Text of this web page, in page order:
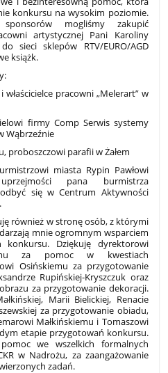
konkursu na wysokim poziomie.
mogliśmy zakupić
artystycznej Pani Karoliny
sieci sklepów RTV/EURO/AGD
książk.
pracowni „Melerart” w
firmy Comp Serwis systemy
Wąbrzeźnie
proboszczowi parafii w Żałem
miasta Rypin Pawłowi
pana burmistrza
się w Centrum Aktywności
również w stronę osób, z którymi
mnie ogromnym wsparciem
konkursu. Dziękuję dyrektorowi
za pomoc w kwestiach
Osińskiemu za przygotowanie
Rupińskiej-Kryszczuk oraz
za przygotowanie dekoracji.
Marii Bielickiej, Renacie
za przygotowanie obiadu,
Małkińskiemu i Tomaszowi
etapie przygotowań konkursu.
we wszelkich formalnych
w Nadrożu, za zaangażowanie
zadań.